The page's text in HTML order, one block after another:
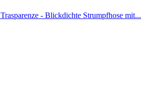
Trasparenze - Blickdichte Strumpfhose mit...